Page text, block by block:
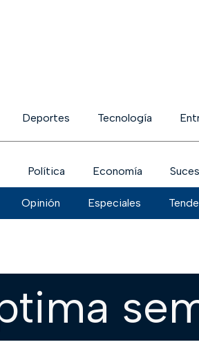
Deportes Tecnología
Política Economía
Opinión Especiales